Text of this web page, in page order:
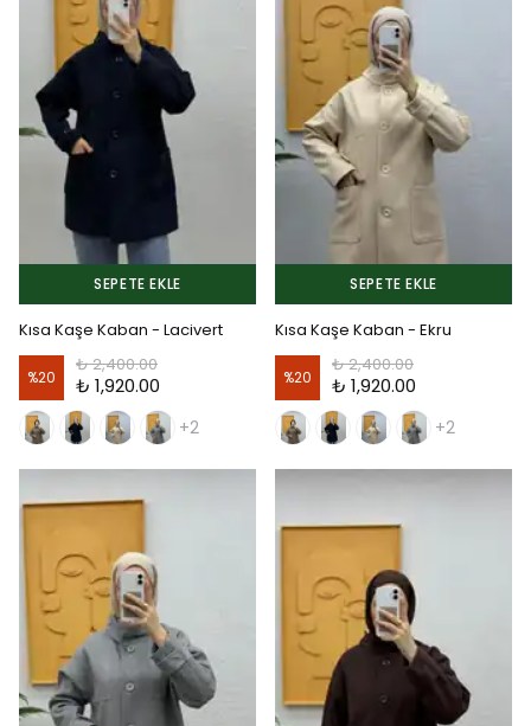
SEPETE EKLE
Kısa Kaşe Kaban - Lacivert
%20
₺ 2,400.00
₺ 1,920.00
+2
SEPETE EKLE
Kısa Kaşe Kaban - Ekru
%20
₺ 2,400.00
₺ 1,920.00
+2